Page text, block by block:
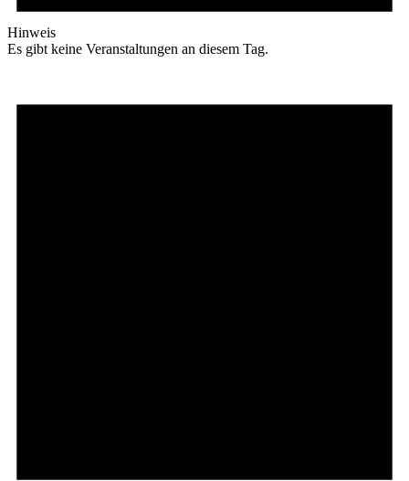
Hinweis
Es gibt keine Veranstaltungen an diesem Tag.